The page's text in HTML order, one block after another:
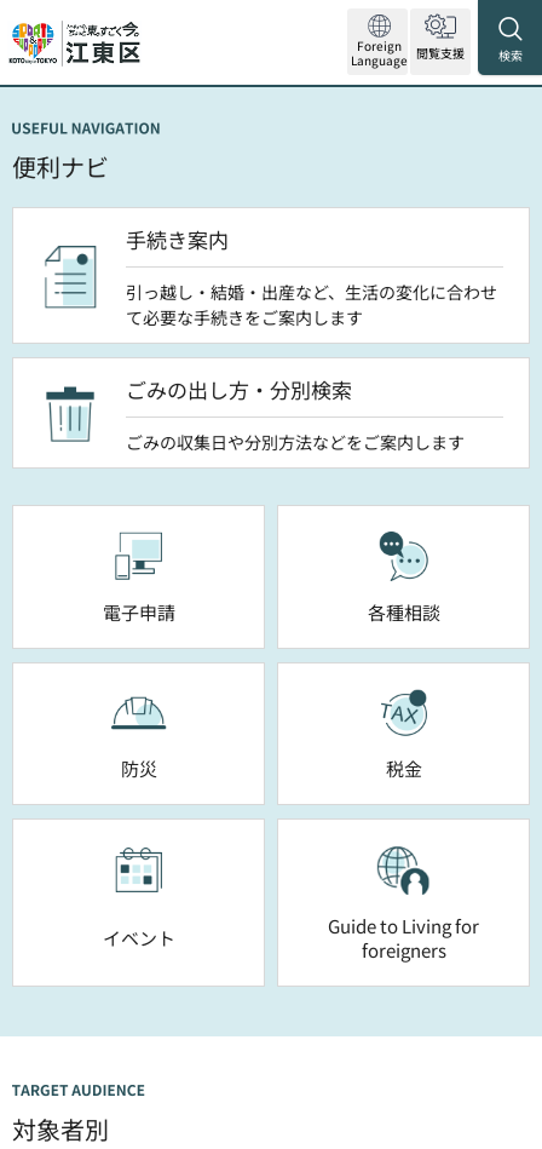
Foreign
Language 閲覧支援 検索
便利ナビ
手続き案内
引っ越し・結婚・出産など、生活の変化に合わせ
て必要な手続きをご案内します
ごみの出し方・分別検索
ごみの収集日や分別方法などをご案内します
電子申請 各種相談
防災 税金
イベント
Guide to Living for
foreigners
対象者別